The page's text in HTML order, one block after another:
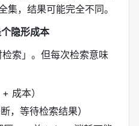
能节省 80% token。
构化信息，只是表示方式
集，结果可能完全不同。
隐形成本
索」。但每次检索意味
成本）
，等待检索结果）